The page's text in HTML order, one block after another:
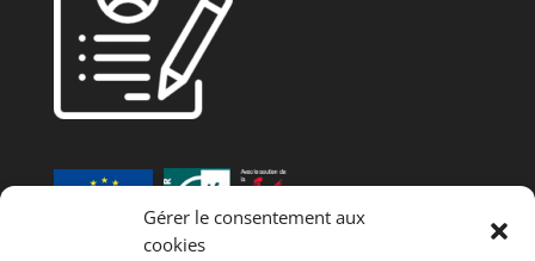
Gérer le consentement aux
cookies